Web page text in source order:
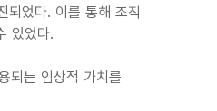
되었다. 이를 통해 조직
있었다.
되는 임상적 가치를